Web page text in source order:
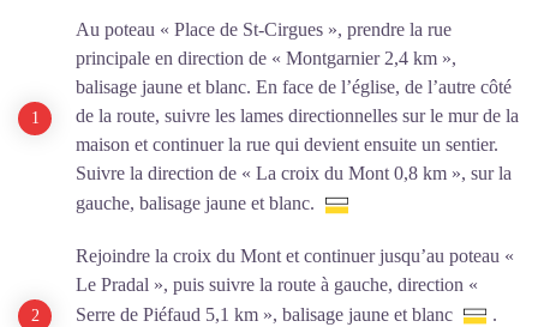
Au poteau « Place de St-Cirgues », prendre la rue
principale en direction de « Montgarnier 2,4 km »,
balisage jaune et blanc. En face de l’église, de l’autre côté
de la route, suivre les lames directionnelles sur le mur de la
maison et continuer la rue qui devient ensuite un sentier.
Suivre la direction de « La croix du Mont 0,8 km », sur la
gauche, balisage jaune et blanc.
Rejoindre la croix du Mont et continuer jusqu’au poteau «
Le Pradal », puis suivre la route à gauche, direction «
Serre de Piéfaud 5,1 km », balisage jaune et blanc
.